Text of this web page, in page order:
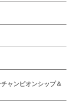
ャンピオンシップ＆